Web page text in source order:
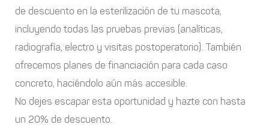
de descuento en la esterilización de tu mascota,
incluyendo todas las pruebas previas (analíticas,
radiografía, electro y visitas postoperatorio). También
ofrecemos planes de financiación para cada caso
concreto, haciéndolo aún más accesible.
No dejes escapar esta oportunidad y hazte con hasta
un 20% de descuento.